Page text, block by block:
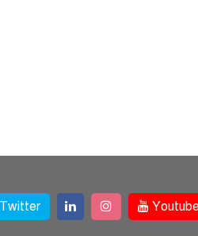
Twitter Youtube